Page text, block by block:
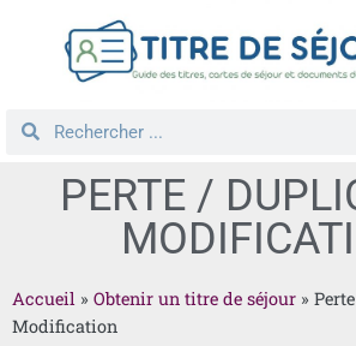
PERTE /
Accueil » Obtenir un titre de séjour »
Modification